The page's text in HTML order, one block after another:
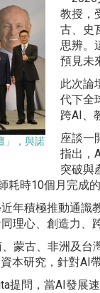
」，與諾
教授，
古、史
思辨。
預見未
此次論
代下全
跨AI、
座談一
指出，
突破與
時10個月完成
年積極推動通
理心、創造力、
蒙古、非洲及
本研究，針對AI
提問，當AI發展